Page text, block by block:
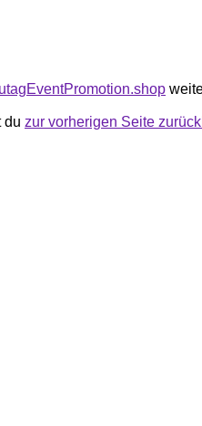
du zur vorherigen Seite